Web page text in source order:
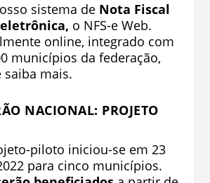
sistema de Nota Fiscal
o NFS-e Web.
online, integrado com
municípios da federação,
saiba mais.
NACIONAL: PROJETO
piloto iniciou-se em 23
para cinco municípios.